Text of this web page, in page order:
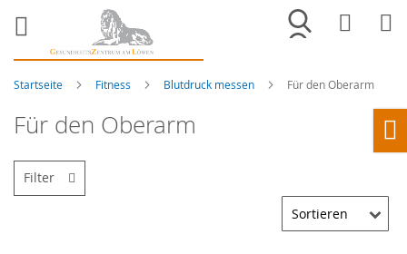
Merkliste
Startseite Fitness Blutdruck messen Für den Oberarm
Für den Oberarm
Filter